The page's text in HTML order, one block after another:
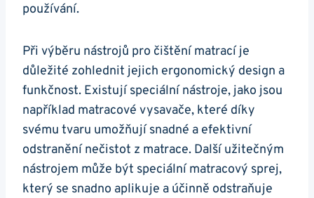
používání.
Při výběru nástrojů pro čištění matrací je
důležité zohlednit jejich ergonomický design a
funkčnost. Existují speciální nástroje, jako jsou
například matracové vysavače, které díky
svému tvaru umožňují snadné a efektivní
odstranění nečistot z matrace. Další užitečným
nástrojem může být speciální matracový sprej,
který se snadno aplikuje a účinně odstraňuje